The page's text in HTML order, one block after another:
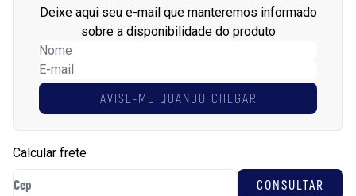
Deixe aqui seu e-mail que manteremos informado
sobre a disponibilidade do produto
AVISE-ME QUANDO CHEGAR
Calcular frete